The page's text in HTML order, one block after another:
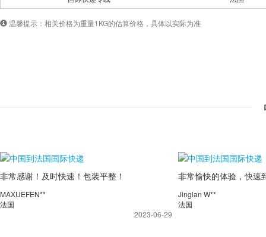
温馨提示：相关价格为重量1KG的估算价格，具体以实际为准
非常感谢！及时快速！包装平整！
MAXUEFEN**
法国
2023-06-29
非常愉快的体验，快速
Jinglan W**
法国